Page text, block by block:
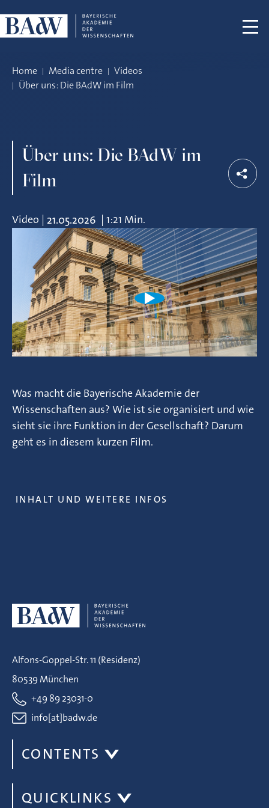
Home Media centre
Videos
Über uns: Die BAdW im Film
Über uns: Die BAdW im
Film
Video | 21.05.2026 | 1:21 Min.
Was macht die Bayerische Akademie der
Wissenschaften aus? Wie ist sie organisiert und wie
sieht sie ihre Funktion in der Gesellschaft? Darum
geht es in diesem kurzen Film.
INHALT UND WEITERE INFOS
Alfons-Goppel-Str. 11 (Residenz)
80539 München
+49 89 23031-0
info[at]badw.de
CONTENTS
QUICKLINKS